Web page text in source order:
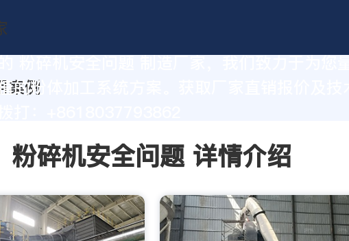
的粉体加工系统方案。获取厂家直销报价及技术
粉碎机安全问题 详情介绍